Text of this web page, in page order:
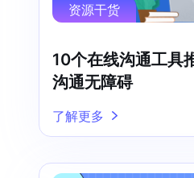
资源干货
10个在线沟通工具
沟通无障碍
了解更多